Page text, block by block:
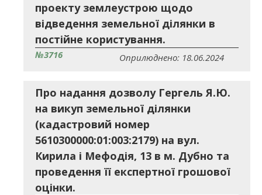
проекту землеустрою щодо
відведення земельної ділянки в
постійне користування.
№3716 Оприлюднено: 18.06.2024
Про надання дозволу Гергель Я.Ю.
на викуп земельної ділянки
(кадастровий номер
5610300000:01:003:2179) на вул.
Кирила і Мефодія, 13 в м. Дубно та
проведення її експертної грошової
оцінки.